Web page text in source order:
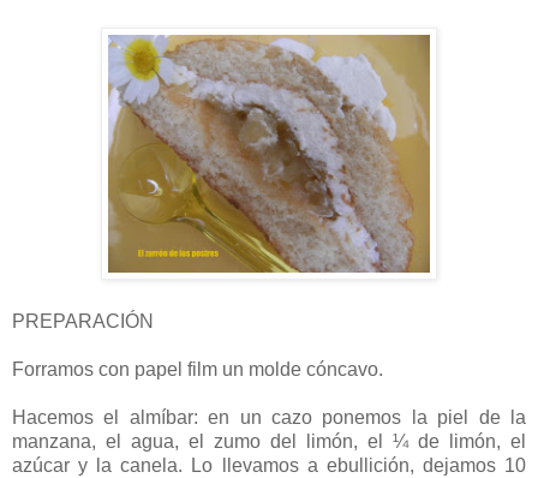
PREPARACIÓN
Forramos con papel film un molde cóncavo.
Hacemos el almíbar: en un cazo ponemos la piel de la
manzana, el agua, el zumo del limón, el ¼ de limón, el
azúcar y la canela. Lo llevamos a ebullición, dejamos 10